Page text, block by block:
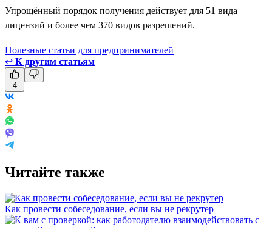
Упрощённый порядок получения действует для 51 вида
лицензий и более чем 370 видов разрешений.
Полезные статьи для предпринимателей
↩ К другим статьям
4
Читайте также
Как провести собеседование, если вы не рекрутер